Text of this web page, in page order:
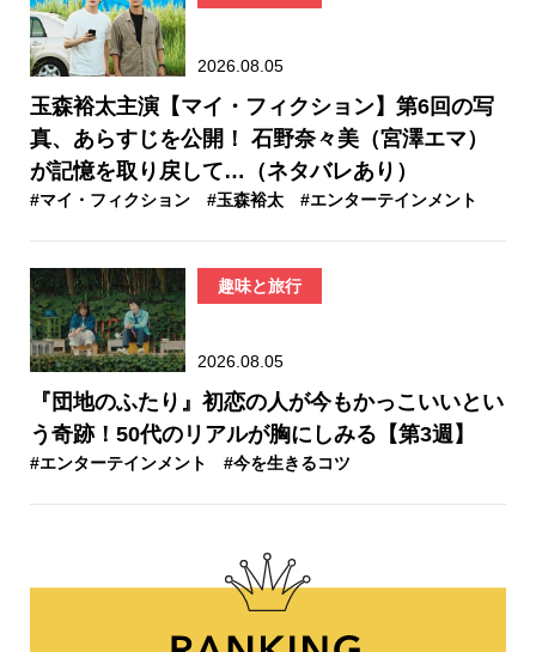
2026.08.05
玉森裕太主演【マイ・フィクション】第6回の写
真、あらすじを公開！ 石野奈々美（宮澤エマ）
が記憶を取り戻して…（ネタバレあり）
#マイ・フィクション #玉森裕太 #エンターテインメント
趣味と旅行
2026.08.05
『団地のふたり』初恋の人が今もかっこいいとい
う奇跡！50代のリアルが胸にしみる【第3週】
#エンターテインメント #今を生きるコツ